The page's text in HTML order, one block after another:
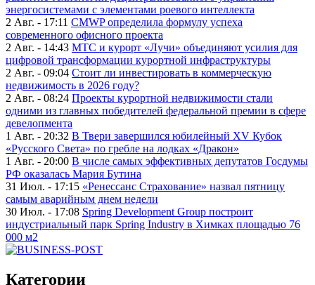
энергосистемами с элементами роевого интеллекта
2 Авг. - 17:11 CMWP определила формулу успеха
современного офисного проекта
2 Авг. - 14:43 МТС и курорт «Лучи» объединяют усилия для
цифровой трансформации курортной инфраструктуры
2 Авг. - 09:04 Стоит ли инвестировать в коммерческую
недвижимость в 2026 году?
2 Авг. - 08:24 Проекты курортной недвижимости стали
одними из главных победителей федеральной премии в сфере
девелопмента
1 Авг. - 20:32 В Твери завершился юбилейный XV Кубок
«Русского Света» по гребле на лодках «Дракон»
1 Авг. - 20:00 В числе самых эффективных депутатов Госдумы
РФ оказалась Мария Бутина
31 Июл. - 17:15 «Ренессанс Страхование» назвал пятницу
самым аварийным днем недели
30 Июл. - 17:08 Spring Development Group построит
индустриальный парк Spring Industry в Химках площадью 76
000 м2
Категории